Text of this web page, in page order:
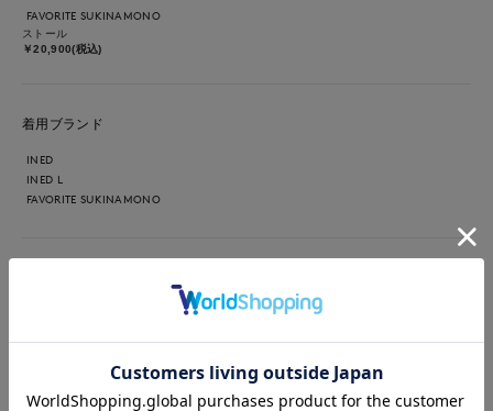
FAVORITE SUKINAMONO
ストール
￥20,900(税込)
着用ブランド
INED
INED L
FAVORITE SUKINAMONO
ツ：9号/ベージュ 花柄パンツが目を引くコーディネートで
も落ち着いた印象にまとまります。 フリンジストールが程よい
アクセントになり、軽やかな素材感を楽しめる着こなしです。